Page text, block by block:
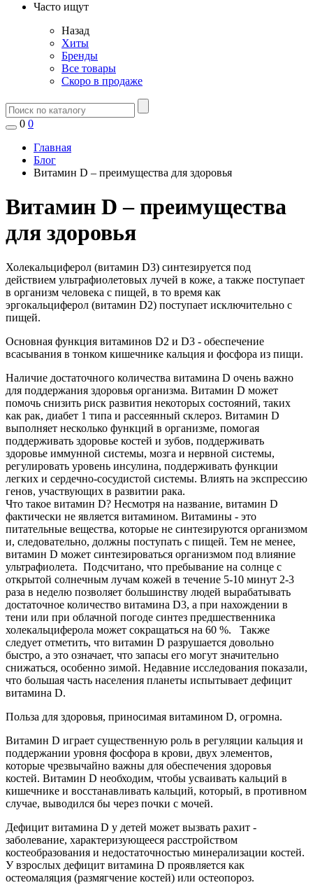
Часто ищут
Назад
Хиты
Бренды
Все товары
Скоро в продаже
0 0
Главная
Блог
Витамин D – преимущества для здоровья
Витамин D – преимущества
для здоровья
Холекальциферол (витамин D3) синтезируется под
действием ультрафиолетовых лучей в коже, а также поступает
в организм человека с пищей, в то время как
эргокальциферол (витамин D2) поступает исключительно с
пищей.
Основная функция витаминов D2 и D3 - обеспечение
всасывания в тонком кишечнике кальция и фосфора из пищи.
Наличие достаточного количества витамина D очень важно
для поддержания здоровья организма. Витамин D может
помочь снизить риск развития некоторых состояний, таких
как рак, диабет 1 типа и рассеянный склероз. Витамин D
выполняет несколько функций в организме, помогая
поддерживать здоровье костей и зубов, поддерживать
здоровье иммунной системы, мозга и нервной системы,
регулировать уровень инсулина, поддерживать функции
легких и сердечно-сосудистой системы. Влиять на экспрессию
генов, участвующих в развитии рака.
Что такое витамин D? Несмотря на название, витамин D
фактически не является витамином. Витамины - это
питательные вещества, которые не синтезируются организмом
и, следовательно, должны поступать с пищей. Тем не менее,
витамин D может синтезироваться организмом под влияние
ультрафиолета. Подсчитано, что пребывание на солнце с
открытой солнечным лучам кожей в течение 5-10 минут 2-3
раза в неделю позволяет большинству людей вырабатывать
достаточное количество витамина D3, а при нахождении в
тени или при облачной погоде синтез предшественника
холекальциферола может сокращаться на 60 %. Также
следует отметить, что витамин D разрушается довольно
быстро, а это означает, что запасы его могут значительно
снижаться, особенно зимой. Недавние исследования показали,
что большая часть населения планеты испытывает дефицит
витамина D.
Польза для здоровья, приносимая витамином D, огромна.
Витамин D играет существенную роль в регуляции кальция и
поддержании уровня фосфора в крови, двух элементов,
которые чрезвычайно важны для обеспечения здоровья
костей. Витамин D необходим, чтобы усваивать кальций в
кишечнике и восстанавливать кальций, который, в противном
случае, выводился бы через почки с мочей.
Дефицит витамина D у детей может вызвать рахит -
заболевание, характеризующееся расстройством
костеобразования и недостаточностью минерализации костей.
У взрослых дефицит витамина D проявляется как
остеомаляция (размягчение костей) или остеопороз.